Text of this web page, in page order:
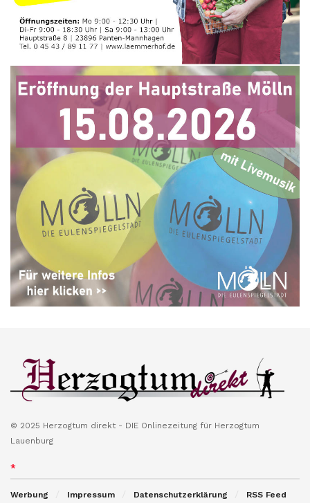
© 2025 Herzogtum direkt - DIE Onlinezeitung für Herzogtum
Lauenburg
*
Werbung Impressum Datenschutzerklärung RSS Feed